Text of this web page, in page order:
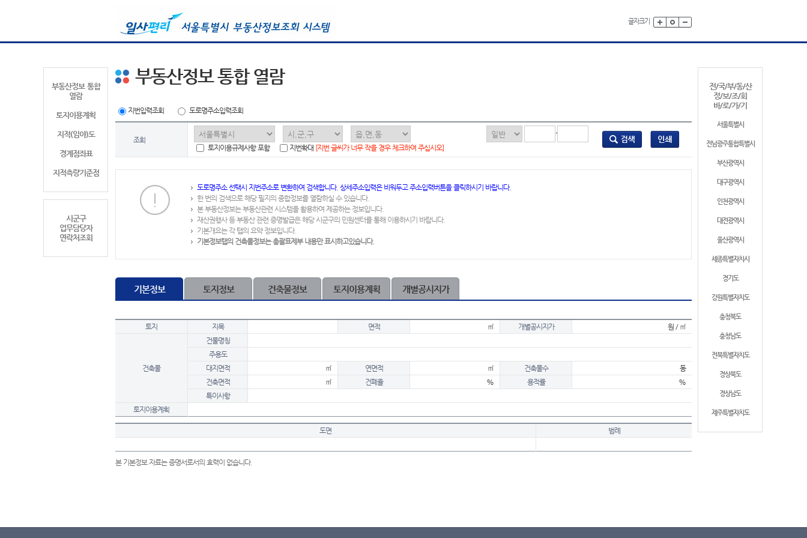
글자크기
부동산정보 통합
열람
토지이용계획
지적(임야)도
경계점좌표
지적측량기준점
시군구
업무담당자
연락처조회
전/국/부/동/산
정/보/조/회
바/로/가/기
서울특별시
전남광주통합특별시
부산광역시
대구광역시
인천광역시
대전광역시
울산광역시
세종특별자치시
경기도
강원특별자치도
충청북도
충청남도
전북특별자치도
경상북도
경상남도
제주특별자치도
부동산정보 통합 열람
지번입력조회 도로명주소입력조회
조회
-
토지이용규제사항 포함
지번확대 [지번 글씨가 너무 작을 경우 체크하여 주십시오]
도로명주소 선택시 지번주소로 변환하여 검색합니다. 상세주소입력은 비워두고 주소입력버튼을 클릭하시기 바랍니다.
한 번의 검색으로 해당 필지의 종합정보를 열람하실 수 있습니다.
본 부동산정보는 부동산관련 시스템을 활용하여 제공하는 정보입니다.
재산권행사 등 부동산 관련 증명발급은 해당 시군구의 민원센터를 통해 이용하시기 바랍니다.
기본개요는 각 탭의 요약 정보입니다.
기본정보탭의 건축물정보는 총괄표제부 내용만 표시하고있습니다.
기본정보 토지정보 건축물정보 토지이용계획 개별공시지가
토지 지목 면적 ㎡ 개별공시지가 원 / ㎡
건축물
건물명칭
주용도
대지면적
㎡ 연면적 ㎡ 건축물수
동
건축면적
㎡ 건폐율 % 용적률
%
특이사항
토지이용계획
도면 범례
본 기본정보 자료는 증명서로서의 효력이 없습니다.